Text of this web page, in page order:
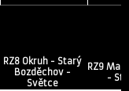
RZ8 Okruh - Starý
Bozděchov -
Světce
RZ9
-